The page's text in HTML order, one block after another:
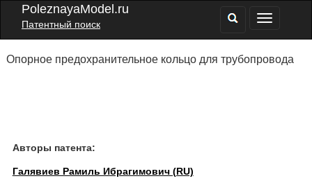
PoleznayaModel.ru
Патентный поиск
Опорное предохранительное кольцо для трубопровода
Авторы патента:
Галявиев Рамиль Ибрагимович (RU)